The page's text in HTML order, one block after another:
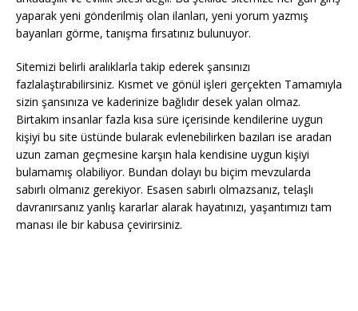
yaparak yeni gönderilmiş olan ilanları, yeni yorum yazmış
bayanları görme, tanışma fırsatınız bulunuyor.
Sitemizi belirli aralıklarla takip ederek şansınızı
fazlalaştırabilirsiniz. Kısmet ve gönül işleri gerçekten Tamamıyla
sizin şansınıza ve kaderinize bağlıdır desek yalan olmaz.
Birtakım insanlar fazla kısa süre içerisinde kendilerine uygun
kişiyi bu site üstünde bularak evlenebilirken bazıları ise aradan
uzun zaman geçmesine karşın hala kendisine uygun kişiyi
bulamamış olabiliyor. Bundan dolayı bu biçim mevzularda
sabırlı olmanız gerekiyor. Esasen sabırlı olmazsanız, telaşlı
davranırsanız yanlış kararlar alarak hayatınızı, yaşantımızı tam
manası ile bir kabusa çevirirsiniz.